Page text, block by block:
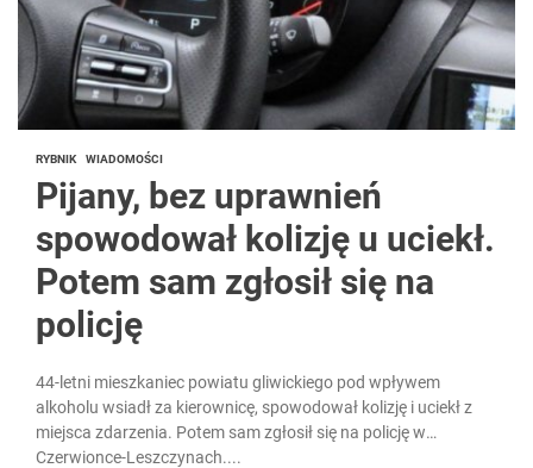
RYBNIK WIADOMOŚCI
Pijany, bez uprawnień
spowodował kolizję u uciekł.
Potem sam zgłosił się na
policję
44-letni mieszkaniec powiatu gliwickiego pod wpływem
alkoholu wsiadł za kierownicę, spowodował kolizję i uciekł z
miejsca zdarzenia. Potem sam zgłosił się na policję w
Czerwionce-Leszczynach....